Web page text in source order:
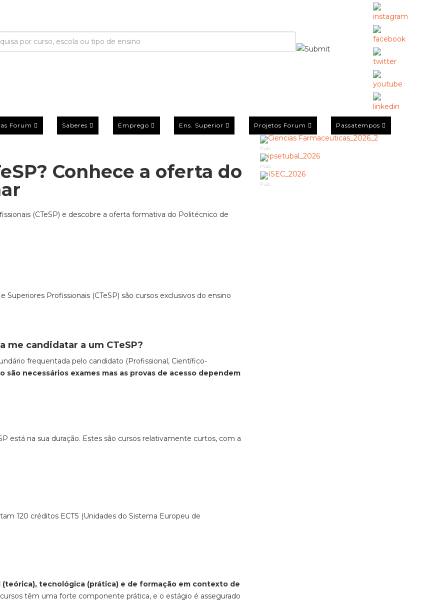
Forum Saberes Emprego Ens. Superior Projetos Forum Passatempos
Conhece a oferta do
(CTeSP) e descobre a oferta formativa do Politécnico de
Superiores Profissionais (CTeSP) são cursos exclusivos do ensino
me candidatar a um CTeSP?
frequentada pelo candidato (Profissional, Científico-
são necessários exames mas as provas de acesso dependem
está na sua duração. Estes são cursos relativamente curtos, com a
120 créditos ECTS (Unidades do Sistema Europeu de
(teórica), tecnológica (prática) e de formação em contexto de
têm uma forte componente prática, e o estágio é assegurado
Pub
Pub
Pub